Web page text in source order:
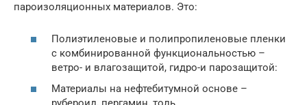
пароизоляционных материалов. Это:
Полиэтиленовые и полипропиленовые пленки
с комбинированной функциональностью –
ветро- и влагозащитой, гидро-и парозащитой:
Материалы на нефтебитумной основе –